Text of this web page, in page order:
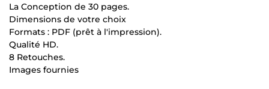
La Conception de 30 pages.
Dimensions de votre choix
Formats : PDF (prêt à l'impression).
Qualité HD.
8 Retouches.
Images fournies